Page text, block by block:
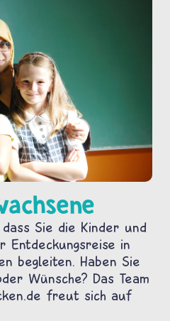
Sie die Kinder und
Entdeckungsreise in
begleiten. Haben Sie
Wünsche? Das Team
freut sich auf